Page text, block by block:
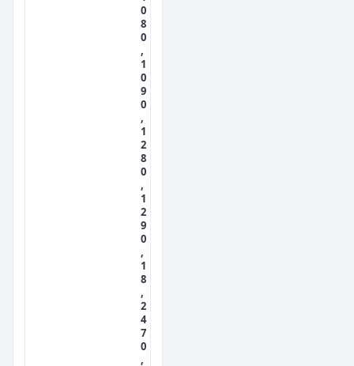
0
8
0
,
1
0
9
0
,
1
2
8
0
,
1
2
9
0
,
1
8
,
2
4
7
0
,